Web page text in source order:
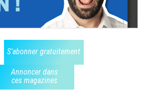
S'abonner gratuitement
Annoncer dans
ces magazines